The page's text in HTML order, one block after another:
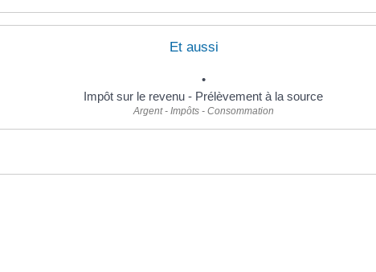
Et aussi
Impôt sur le revenu - Prélèvement à la source
Argent - Impôts - Consommation